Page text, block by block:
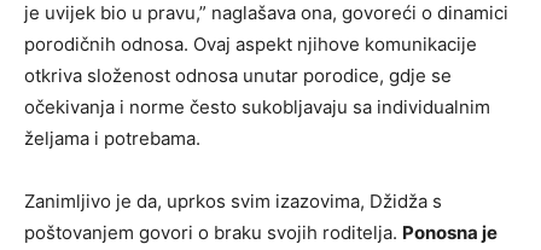
je uvijek bio u pravu,” naglašava ona, govoreći o dinamici
porodičnih odnosa. Ovaj aspekt njihove komunikacije
otkriva složenost odnosa unutar porodice, gdje se
očekivanja i norme često sukobljavaju sa individualnim
željama i potrebama.
Zanimljivo je da, uprkos svim izazovima, Džidža s
poštovanjem govori o braku svojih roditelja. Ponosna je